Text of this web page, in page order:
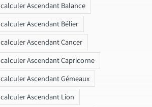
calculer Ascendant Balance
calculer Ascendant Bélier
calculer Ascendant Cancer
calculer Ascendant Capricorne
calculer Ascendant Gémeaux
calculer Ascendant Lion